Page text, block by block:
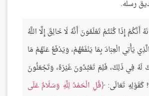
رسله.
أَنَّكُمْ إِذَا كُنْتُمْ تَعْلَمُونَ أَنَّهُ لَا خَالِقَ إِلَّا اللَّهُ
يَأْتِي الْعِبَادَ بِمَا يَنْفَعُهُمْ، وَيَدْفَعُ عَنْهُمْ مَا
لَهُ فِي ذَلِكَ، فَلِمَ تَعْبُدُونَ غَيْرَهُ، وَتَجْعَلُونَ
كَقَوْلِهِ تَعَالَى: قُلِ الْحَمْدُ لِلَّهِ وَسَلَامٌ عَلَى